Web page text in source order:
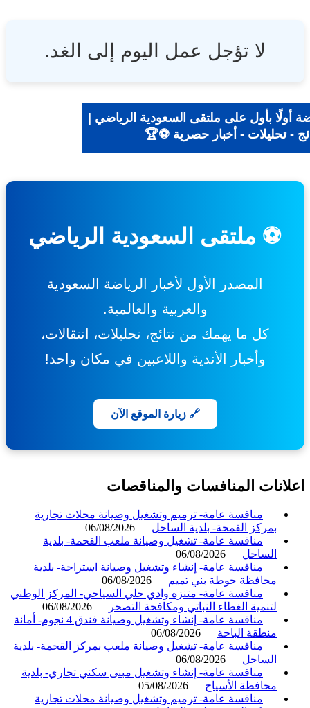
لا تؤجل عمل اليوم إلى الغد.
أولًا بأول على ملتقى السعودية الرياضي |
- تحليلات - أخبار حصرية ⚽🏆
⚽ ملتقى السعودية الرياضي
المصدر الأول لأخبار الرياضة السعودية
والعربية والعالمية.
كل ما يهمك من نتائج، تحليلات، انتقالات،
وأخبار الأندية واللاعبين في مكان واحد!
🔗 زيارة الموقع الآن
المنافسات والمناقصات
منافسة عامة- ترميم وتشغيل وصيانة محلات تجارية
بمركز القمحة- بلدية الساحل
06/08/2026
منافسة عامة- تشغيل وصيانة ملعب القحمة- بلدية
الساحل
06/08/2026
منافسة عامة- إنشاء وتشغيل وصيانة استراحة- بلدية
محافظة حوطة بني تميم
06/08/2026
منافسة عامة- متنزه وادي حلي السياحي- المركز الوطني
لتنمية الغطاء النباتي ومكافحة التصحر
06/08/2026
منافسة عامة- إنشاء وتشغيل وصيانة فندق 4 نجوم- أمانة
منطقة الباحة
06/08/2026
منافسة عامة- تشغيل وصيانة ملعب بمركز القحمة- بلدية
الساحل
06/08/2026
منافسة عامة- إنشاء وتشغيل مبنى سكني تجاري- بلدية
محافظة الأسياح
05/08/2026
منافسة عامة- ترميم وتشغيل وصيانة محلات تجارية